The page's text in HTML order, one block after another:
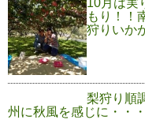
10月は実
もり！！
狩りいか
梨狩り順
州に秋風を感じに・・・